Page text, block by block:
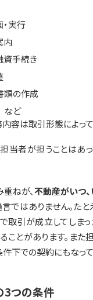
実行
内
手続き
類の作成
ど
容は取引形態によって
当者が担うことはあっ
ねが、不動産がいつ
言ではありません。た
取引が成立してしま
ことがあります。ま
下での契約にもなっ
3つの条件